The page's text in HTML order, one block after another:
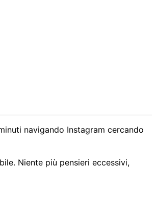
navigando Instagram cercando
Niente più pensieri eccessivi,